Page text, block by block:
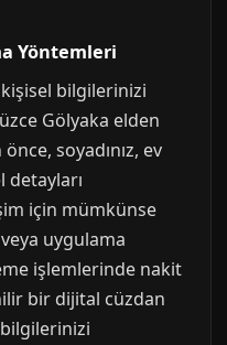
Yöntemleri
bilgilerinizi
Gölyaka elden
soyadınız, ev
detayları
için mümkünse
uygulama
işlemlerinde nakit
bir dijital cüzdan